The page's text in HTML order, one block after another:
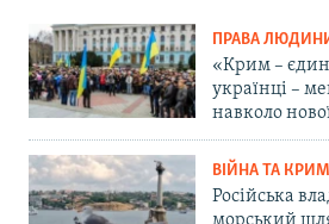
ПРАВА
«Крим –
українці –
навколо
ВІЙНА ТА КРИМ
Російська